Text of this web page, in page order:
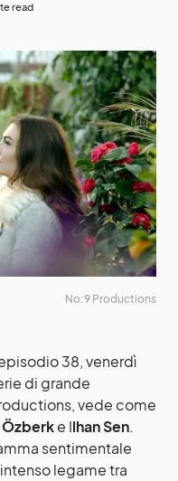
read
No:9 Productions
38, venerdì
di grande
vede come
Özberke Ilhan Sen.
sentimentale
legame tra